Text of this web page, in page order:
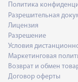
Политика
Разрешительная
Лицензия
Разрешение
Условия
Маркетинговая
Возврат и обмен
Договор оферты